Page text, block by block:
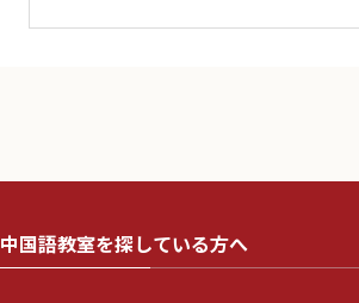
中国語教室を探している方へ